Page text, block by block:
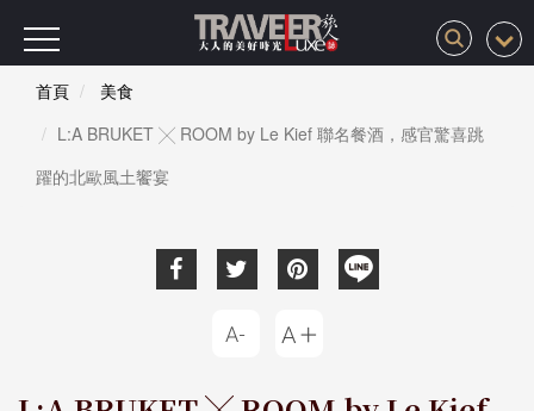
首頁
美食
L:A BRUKET ╳ ROOM by Le Kief 聯名餐酒，感官驚喜跳
躍的北歐風土饗宴